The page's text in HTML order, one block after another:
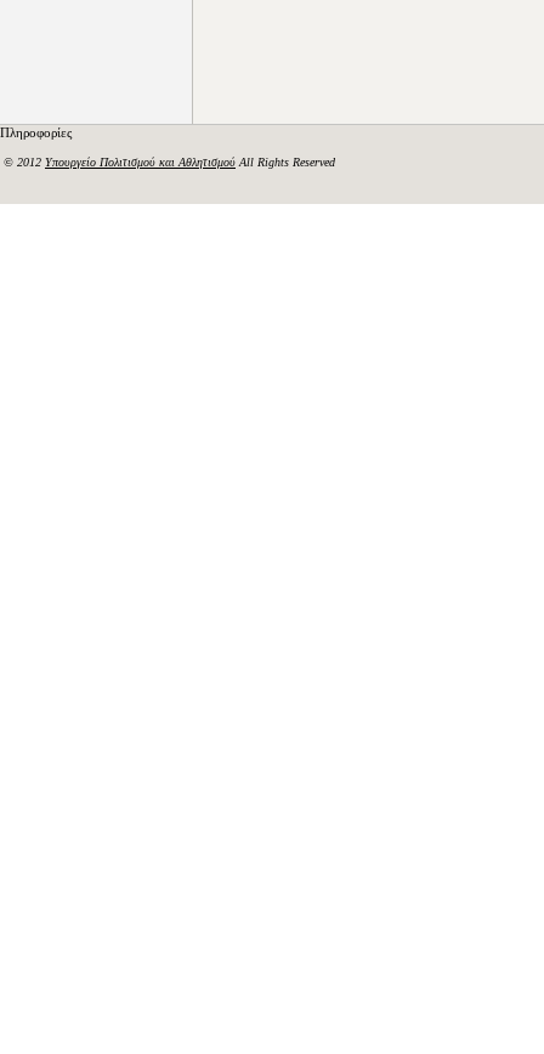
Πληροφορίες
© 2012 Υπουργείο Πολιτισμού και Αθλητισμού All Rights Reserved